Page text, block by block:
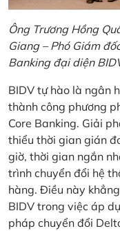
Ông Trương Hồng
Giang – Phó Giám
Banking đại diện
BIDV tự hào là ngân
thành công phương
Core Banking. Giải
thiểu thời gian gián
giờ, thời gian ngắn
trình chuyển đổi hệ
hàng. Điều này
BIDV trong việc áp
pháp chuyển đổi